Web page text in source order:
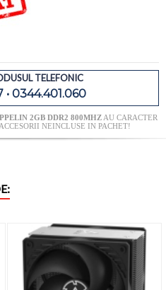
TELEFONIC
• 0344.401.060
2GB DDR2 800MHZAU CARACTER
NEINCLUSE IN PACHET!